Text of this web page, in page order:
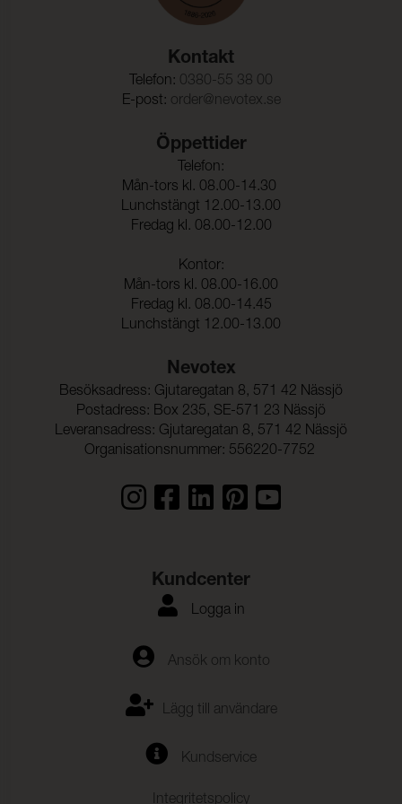
100 (ISO 4920)
Kontakt
Telefon: 0380-55 38 00
E-post: order@nevotex.se
Öppettider
Telefon:
Mån-tors kl. 08.00-14.30
Lunchstängt 12.00-13.00
Fredag kl. 08.00-12.00
Kontor:
Mån-tors kl. 08.00-16.00
Fredag kl. 08.00-14.45
Lunchstängt 12.00-13.00
Nevotex
Besöksadress: Gjutaregatan 8, 571 42 Nässjö
Postadress: Box 235, SE-571 23 Nässjö
Leveransadress: Gjutaregatan 8, 571 42 Nässjö
Organisationsnummer: 556220-7752
Kundcenter
Logga in
Ansök om konto
Lägg till användare
Kundservice
Integritetspolicy